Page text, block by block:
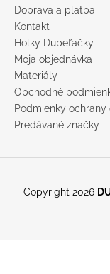
Doprava a platba
Kontakt
Holky Dupeťačky
Moja objednávka
Materiály
Obchodné
Podmienky
Predávané značky
Copyright 2026